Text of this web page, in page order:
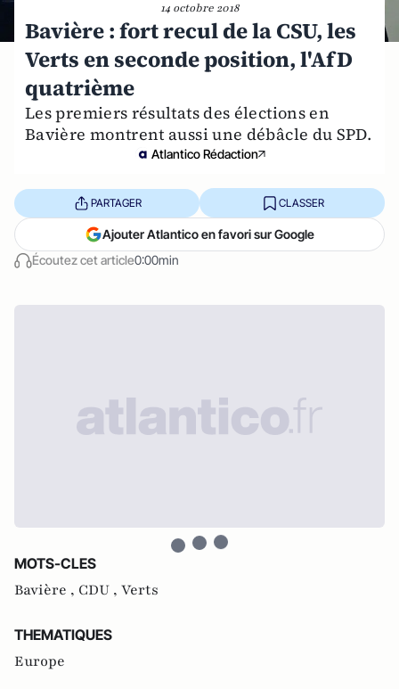
14 octobre 2018
Bavière : fort recul de la CSU, les
Verts en seconde position, l'AfD
quatrième
Les premiers résultats des élections en
Bavière montrent aussi une débâcle du SPD.
Atlantico Rédaction
Écoutez cet article0:00min
PARTAGER CLASSER
Ajouter Atlantico en favori sur Google
MOTS-CLES
Bavière , CDU , Verts
THEMATIQUES
Europe